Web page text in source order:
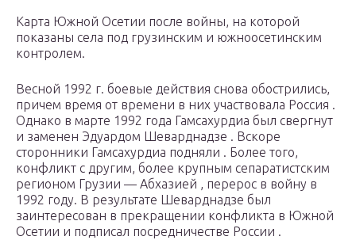
Карта Южной Осетии после войны, на которой
показаны села под грузинским и южноосетинским
контролем.
Весной 1992 г. боевые действия снова обострились,
причем время от времени в них участвовала Россия .
Однако в марте 1992 года Гамсахурдиа был свергнут
и заменен Эдуардом Шеварднадзе . Вскоре
сторонники Гамсахурдиа подняли . Более того,
конфликт с другим, более крупным сепаратистским
регионом Грузии — Абхазией , перерос в войну в
1992 году. В результате Шеварднадзе был
заинтересован в прекращении конфликта в Южной
Осетии и подписал посредничестве России .